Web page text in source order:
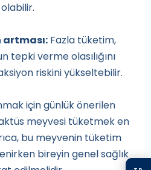
artması: Fazla tüketim,
tepki verme olasılığını
riskini yükseltebilir.
için günlük önerilen
meyvesi tüketmek en
bu meyvenin tüketim
bireyin genel sağlık